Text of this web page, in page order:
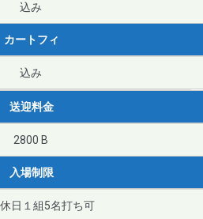
込み
カートフィ
込み
送迎料金
2800 B
入場制限
日１組5名打ち可